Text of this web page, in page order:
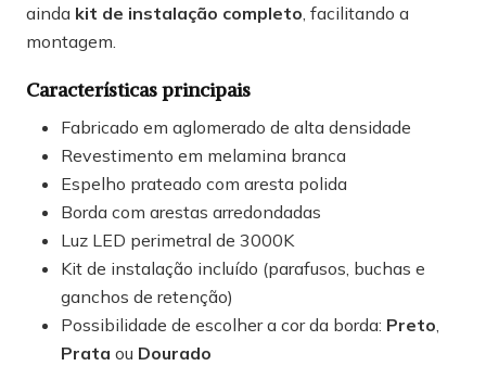
ainda kit de instalação completo, facilitando a
montagem.
Características principais
Fabricado em aglomerado de alta densidade
Revestimento em melamina branca
Espelho prateado com aresta polida
Borda com arestas arredondadas
Luz LED perimetral de 3000K
Kit de instalação incluído (parafusos, buchas e
ganchos de retenção)
Possibilidade de escolher a cor da borda: Preto,
Prata ou Dourado